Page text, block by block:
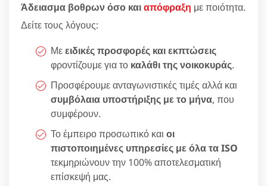
Άδειασμα βοθρων όσο καιαπόφραξη με ποιότητα.
Δείτε τους λόγους:
Μεειδικές προσφορές και εκπτώσεις
φροντίζουμε για το καλάθι της νοικοκυράς.
Προσφέρουμε ανταγωνιστικές τιμές αλλά και
συμβόλαια υποστήριξης με το μήνα, που
συμφέρουν.
Το έμπειρο προσωπικό και οι
πιστοποιημένες υπηρεσίες με όλα τα ISO
τεκμηριώνουν την 100% αποτελεσματική
επίσκεψή μας.